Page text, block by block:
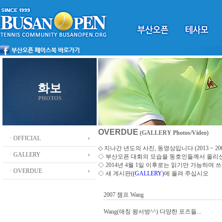
화보
PHOTOS
ㆍOFFICIAL
ㆍGALLERY
ㆍOVERDUE
OVERDUE (GALLERY Photos/Video)
◇ 지나간 년도의 사진, 동영상입니다 (2013 ~
◇ 부산오픈 대회의 모습을 동호인들께서 올리
◇ 2014년 4월 1일 이후로는 읽기만 가능하며
◇ 새 게시판((GALLERY)에 올려 주십시오
2007 챔프 Wang
Wang(애칭 왕서방^^) 다양한 포즈들...